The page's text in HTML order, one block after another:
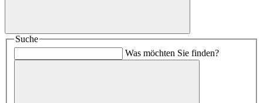
Suche
Was möchten Sie finden?